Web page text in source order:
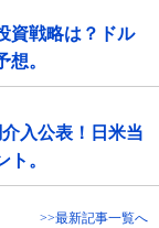
資戦略は？ドル
。
入公表！日米当
。
>>最新記事一覧へ